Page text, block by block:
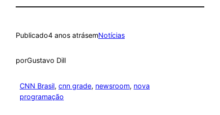
Publicado4 anos atrásemNotícias
porGustavo Dill
CNN Brasil, cnn grade, newsroom, nova
programação